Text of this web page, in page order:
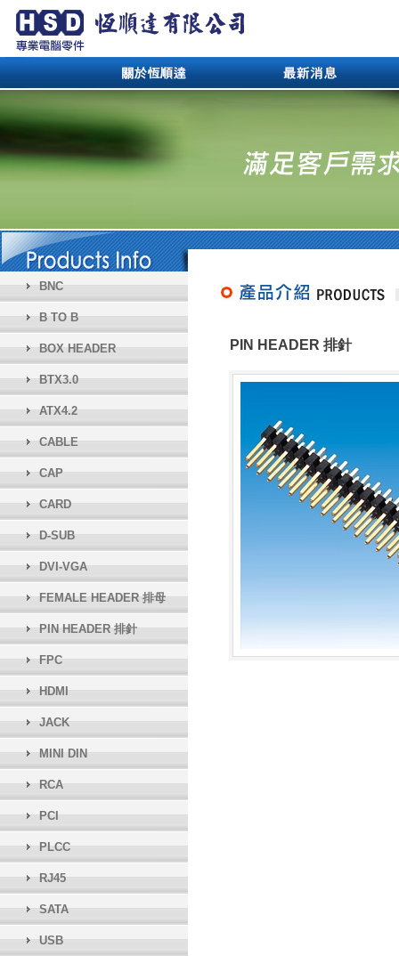
BNC
B TO B
BOX HEADER
BTX3.0
ATX4.2
CABLE
CAP
CARD
D-SUB
DVI-VGA
FEMALE HEADER 排母
PIN HEADER 排針
FPC
HDMI
JACK
MINI DIN
RCA
PCI
PLCC
RJ45
SATA
USB
PIN HEADER 排針